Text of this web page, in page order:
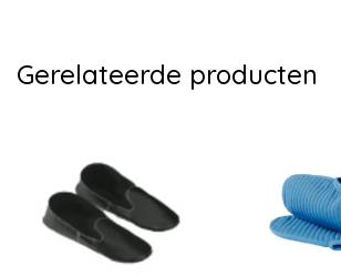
Gerelateerde producten